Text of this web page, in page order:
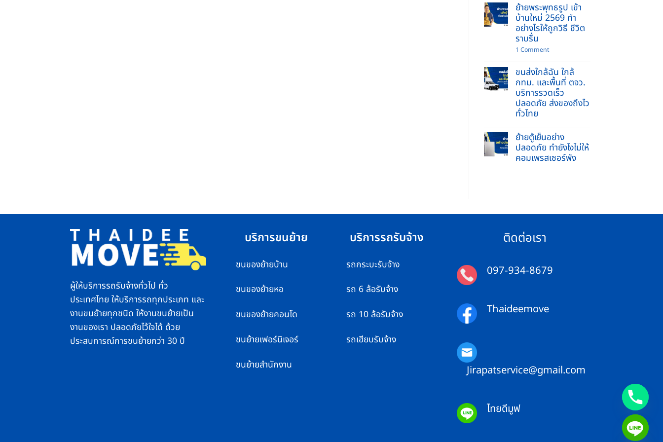
ปลอดภัย
ไร้
รอย
ขีด
ข่วน
ของ
พร้อม
คนยก
บริการ
รับจ้าง
ของ
หนัก
ครบ
จบ
ใน
ที่
เดียว
ย้ายพระพุทธรูป เข้า
บ้านใหม่ 2569 ทำ
อย่างไรให้ถูกวิธี ชีวิต
ราบรื่น
1 Commenton
รูป
เข้า
บ้าน
ใหม่
2569
ทำ
ชีวิต
ราบ
รื่น
ขนส่งใกล้ฉัน ใกล้
กทม. และพื้นที่ ตจว.
บริการรวดเร็ว
ปลอดภัย ส่งของถึงไว
ทั่วไทย
Comments
on
ขนส่ง
ใกล้
ฉัน
ปลอดภัย
ถึง
ไว
ย้ายตู้เย็นอย่าง
ปลอดภัย ทำยังไงไม่ให้
คอมเพรสเซอร์พัง
ปลอดภัย
ไง
ไม่
พัง
ผู้ให้บริการรถรับจ้างทั่วไป ทั่ว
ประเทศไทย ให้บริการรถทุกประเภท และ
งานขนย้ายทุกชนิด ให้งานขนย้ายเป็น
งานของเรา ปลอดภัยไว้ใจได้ ด้วย
ประสบการณ์การขนย้ายกว่า 30 ปี
บริการขนย้าย
ขนของย้ายบ้าน
ขนของย้ายหอ
ขนของย้ายคอนโด
ขนย้ายเฟอร์นิเจอร์
ขนย้ายสำนักงาน
บริการรถรับจ้าง
รถกระบะรับจ้าง
รถ 6 ล้อรับจ้าง
รถ 10 ล้อรับจ้าง
รถเฮียบรับจ้าง
ติดต่อเรา
097-934-8679
Thaideemove
Jirapatservice@gmail.com
ไทยดีมูฟ
HIDE
CHATY